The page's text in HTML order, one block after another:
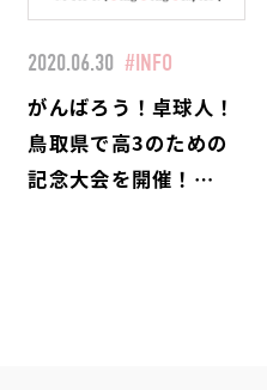
2020.06.30 #INFO
がんばろう！卓球人！
鳥取県で高3のための
記念大会を開催！…